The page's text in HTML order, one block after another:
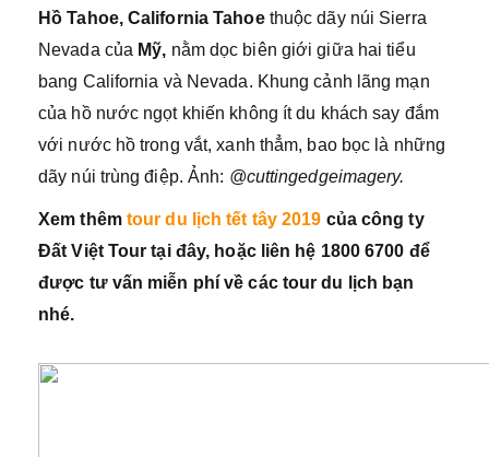
Hồ Tahoe, California Tahoethuộc dãy núi Sierra
Nevada của Mỹ, nằm dọc biên giới giữa hai tiểu
bang California và Nevada. Khung cảnh lãng mạn
của hồ nước ngọt khiến không ít du khách say đắm
với nước hồ trong vắt, xanh thẳm, bao bọc là những
dãy núi trùng điệp. Ảnh: @cuttingedgeimagery.
Xem thêm tour du lịch tết tây 2019 của công ty
Đất Việt Tour tại đây, hoặc liên hệ 1800 6700 để
được tư vấn miễn phí về các tour du lịch bạn
nhé.